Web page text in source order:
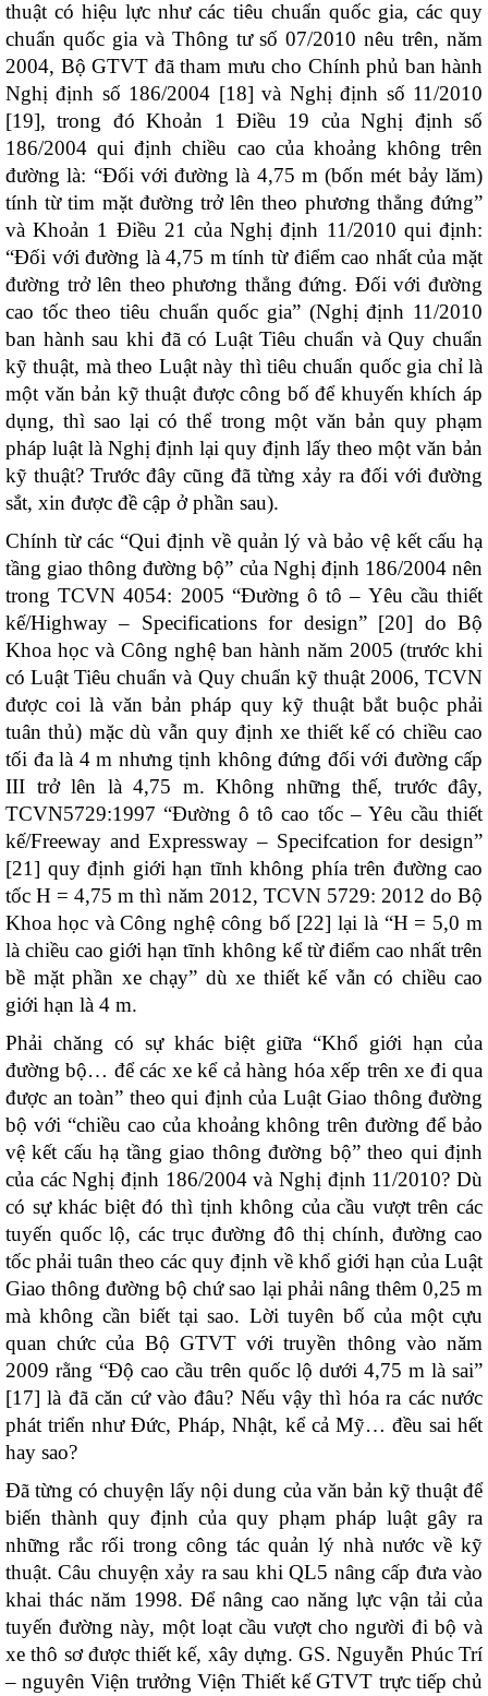
thuật có hiệu lực như các tiêu chuẩn quốc gia, các quy
chuẩn quốc gia và Thông tư số 07/2010 nêu trên, năm
2004, Bộ GTVT đã tham mưu cho Chính phủ ban hành
Nghị định số 186/2004 [18] và Nghị định số 11/2010
[19], trong đó Khoản 1 Điều 19 của Nghị định số
186/2004 qui định chiều cao của khoảng không trên
đường là: “Đối với đường là 4,75 m (bốn mét bảy lăm)
tính từ tim mặt đường trở lên theo phương thẳng đứng”
và Khoản 1 Điều 21 của Nghị định 11/2010 qui định:
“Đối với đường là 4,75 m tính từ điểm cao nhất của mặt
đường trở lên theo phương thẳng đứng. Đối với đường
cao tốc theo tiêu chuẩn quốc gia” (Nghị định 11/2010
ban hành sau khi đã có Luật Tiêu chuẩn và Quy chuẩn
kỹ thuật, mà theo Luật này thì tiêu chuẩn quốc gia chỉ là
một văn bản kỹ thuật được công bố để khuyến khích áp
dụng, thì sao lại có thể trong một văn bản quy phạm
pháp luật là Nghị định lại quy định lấy theo một văn bản
kỹ thuật? Trước đây cũng đã từng xảy ra đối với đường
sắt, xin được đề cập ở phần sau).
Chính từ các “Qui định về quản lý và bảo vệ kết cấu hạ
tầng giao thông đường bộ” của Nghị định 186/2004 nên
trong TCVN 4054: 2005 “Đường ô tô – Yêu cầu thiết
kế/Highway – Specifications for design” [20] do Bộ
Khoa học và Công nghệ ban hành năm 2005 (trước khi
có Luật Tiêu chuẩn và Quy chuẩn kỹ thuật 2006, TCVN
được coi là văn bản pháp quy kỹ thuật bắt buộc phải
tuân thủ) mặc dù vẫn quy định xe thiết kế có chiều cao
tối đa là 4 m nhưng tịnh không đứng đối với đường cấp
III trở lên là 4,75 m. Không những thế, trước đây,
TCVN5729:1997 “Đường ô tô cao tốc – Yêu cầu thiết
kế/Freeway and Expressway – Specifcation for design”
[21] quy định giới hạn tĩnh không phía trên đường cao
tốc H = 4,75 m thì năm 2012, TCVN 5729: 2012 do Bộ
Khoa học và Công nghệ công bố [22] lại là “H = 5,0 m
là chiều cao giới hạn tĩnh không kể từ điểm cao nhất trên
bề mặt phần xe chạy” dù xe thiết kế vẫn có chiều cao
giới hạn là 4 m.
Phải chăng có sự khác biệt giữa “Khổ giới hạn của
đường bộ… đểcác xe kể cả hàng hóa xếp trên xe đi qua
được an toàn” theo qui định của Luật Giao thông đường
bộ với “chiều cao của khoảng không trên đường để bảo
vệ kết cấu hạ tầng giao thông đường bộ” theo qui định
của các Nghị định 186/2004 và Nghị định 11/2010? Dù
có sự khác biệt đó thì tịnh không của cầu vượt trên các
tuyến quốc lộ, các trục đường đô thị chính, đường cao
tốc phải tuân theo các quy định về khổ giới hạn của Luật
Giao thông đường bộ chứ sao lại phải nâng thêm 0,25 m
mà không cần biết tại sao. Lời tuyên bố của một cựu
quan chức của Bộ GTVT với truyền thông vào năm
2009 rằng “Độ cao cầu trên quốc lộ dưới 4,75 m là sai”
[17] là đã căn cứ vào đâu? Nếu vậy thì hóa ra các nước
phát triển như Đức, Pháp, Nhật, kể cả Mỹ… đều sai hết
hay sao?
Đã từng có chuyện lấy nội dung của văn bản kỹ thuật để
biến thành quy định của quy phạm pháp luật gây ra
những rắc rối trong công tác quản lý nhà nước về kỹ
thuật. Câu chuyện xảy ra sau khi QL5 nâng cấp đưa vào
khai thác năm 1998. Để nâng cao năng lực vận tải của
tuyến đường này, một loạt cầu vượt cho người đi bộ và
xe thô sơ được thiết kế, xây dựng. GS. Nguyễn Phúc Trí
– nguyên Viện trưởng Viện Thiết kế GTVT trực tiếp chủ